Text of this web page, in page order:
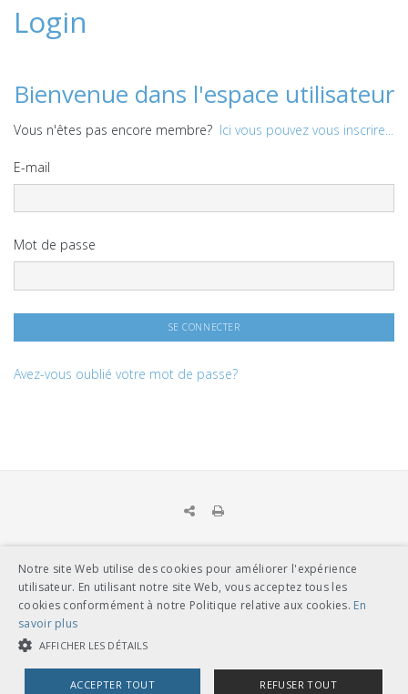
Login
Bienvenue dans l'espace utilisateur
Vous n'êtes pas encore membre? Ici vous pouvez vous inscrire...
E-mail
Mot de passe
Avez-vous oublié votre mot de passe?
UNION DES TRANSPORTS PUBLICS
Dählhölzliweg 12
Tél. en contact direct avec l’équipe de l’UTP
info@utp.ch
Plan d'accès
Notre site Web utilise des cookies pour améliorer l'expérience
utilisateur. En utilisant notre site Web, vous acceptez tous les
cookies conformément à notre Politique relative aux cookies. En
savoir plus
AFFICHER LES DÉTAILS
ACCEPTER TOUT REFUSER TOUT